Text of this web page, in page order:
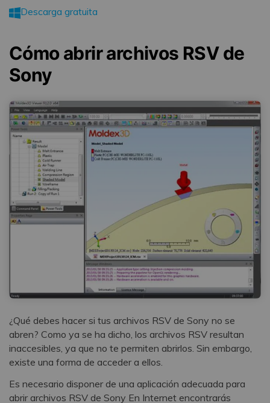
Descarga gratuita
Cómo abrir archivos RSV de
Sony
¿Qué debes hacer si tus archivos RSV de Sony no se
abren? Como ya se ha dicho, los archivos RSV resultan
inaccesibles, ya que no te permiten abrirlos. Sin embargo,
existe una forma de acceder a ellos.
Es necesario disponer de una aplicación adecuada para
abrir archivos RSV de Sony En Internet encontrarás